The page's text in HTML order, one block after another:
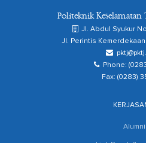
Politeknik Keselamatan
Jl. Abdul Syukur
Jl. Perintis Kemerdekaan
Phone:
Fax: (0283)
Alumni